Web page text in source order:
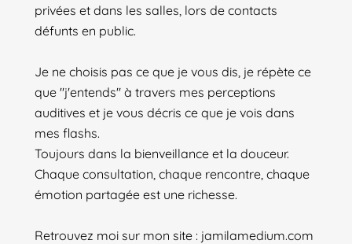
privées et dans les salles, lors de contacts
défunts en public.
Je ne choisis pas ce que je vous dis, je répète ce
que "j'entends" à travers mes perceptions
auditives et je vous décris ce que je vois dans
mes flashs.
Toujours dans la bienveillance et la douceur.
Chaque consultation, chaque rencontre, chaque
émotion partagée est une richesse.
Retrouvez moi sur mon site : jamilamedium.com